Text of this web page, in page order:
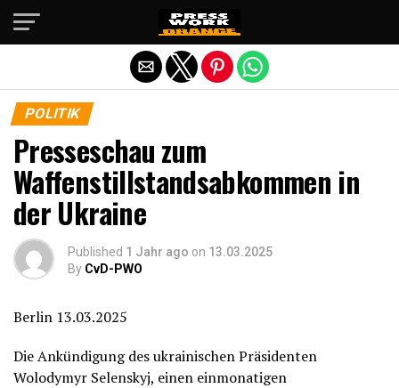
POLITIK
Presseschau zum
Waffenstillstandsabkommen in
der Ukraine
Published 1 Jahr ago on 13.03.2025
By CvD-PWO
Berlin 13.03.2025
Die Ankündigung des ukrainischen Präsidenten
Wolodymyr Selenskyj, einen einmonatigen
Die mobile Version verlassen